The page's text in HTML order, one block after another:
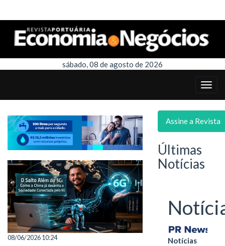
sábado, 08 de agosto de 2026
08/06/2026 10:24
Assine a Revista
Últimas
Notícias
Notícias